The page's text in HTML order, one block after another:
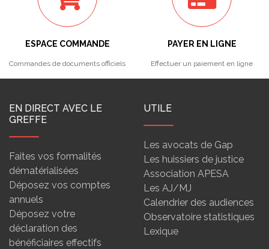
ESPACE COMMANDE
Commandes de documents officiels
PAYER EN LIGNE
Effectuer un paiement en ligne
EN DIRECT AVEC LE
GREFFE
Faites vos formalités
dématérialisées
Déposez vos comptes
annuels
Déposez votre
déclaration des
bénéficiaires effectifs
UTILE
Les avocats de Gap
Les huissiers de justice
Association APESA
Les AJ/MJ
Calendrier des audiences
Observatoire statistiques
Lexique